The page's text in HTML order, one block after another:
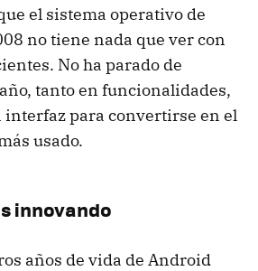
el sistema operativo de
no tiene nada que ver con
No ha parado de
tanto en funcionalidades,
para convertirse en el
usado.
innovando
años de vida de Android